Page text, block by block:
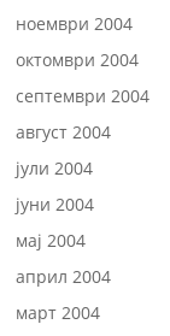
ноември 2004
октомври 2004
септември 2004
август 2004
јули 2004
јуни 2004
мај 2004
април 2004
март 2004